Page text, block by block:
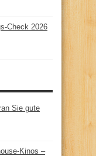
Check 2026
Sie gute
Kinos –